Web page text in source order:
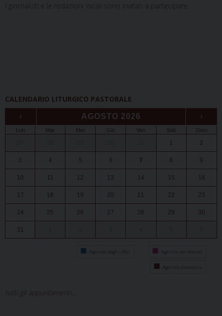
I giornalisti e le redazioni locali sono invitati a partecipare.
CALENDARIO LITURGICO PASTORALE
‹ AGOSTO 2026 ›
Lun Mar Mer Gio Ven Sab Dom
1 2
3 4 5 6 7 8 9
10 11 12 13 14 15 16
17 18 19 20 21 22 23
24 25 26 27 28 29 30
31
Agenda degli uffici Agenda del vescovo
Agenda diocesana
tutti gli appuntamenti...